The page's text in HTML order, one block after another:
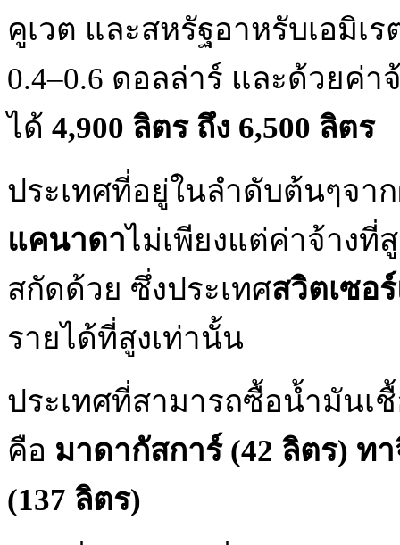
คูเวต และสหรัฐอาหรับเอมิ
0.4–0.6 ดอลล่าร์ และด้วยค่
ได้ 4,900 ลิตร ถึง 6,500 ลิตร
ประเทศที่อยู่ในลำดับต้นๆจา
แคนาดาไม่เพียงแต่ค่าจ้างที่
สกัดด้วย ซึ่งประเทศสวิตเซอ
รายได้ที่สูงเท่านั้น
ประเทศที่สามารถซื้อน้ำมันเ
คือ มาดากัสการ์ (42 ลิตร) ท
(137 ลิตร)